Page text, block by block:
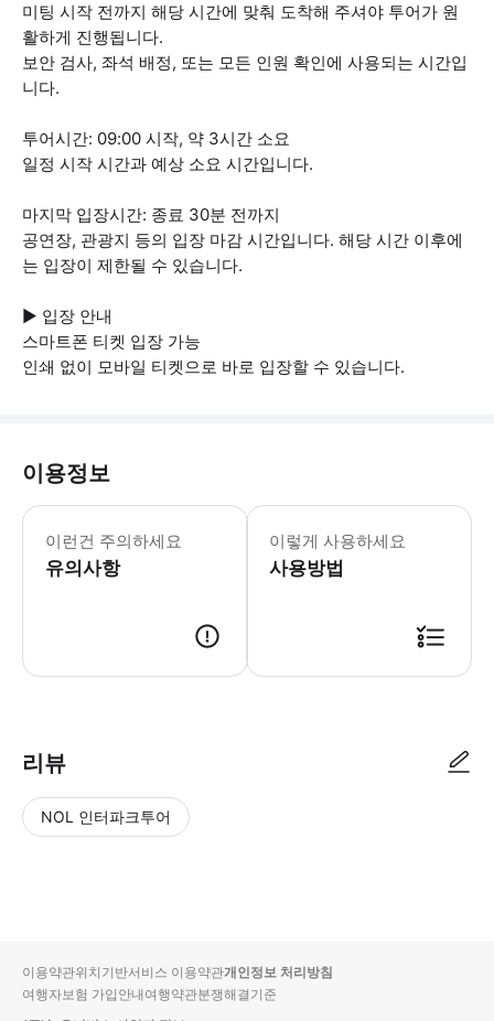
미팅 시작 전까지 해당 시간에 맞춰 도착해 주셔야 투어가 원
활하게 진행됩니다.
보안 검사, 좌석 배정, 또는 모든 인원 확인에 사용되는 시간입
니다.
투어시간: 09:00 시작, 약 3시간 소요
일정 시작 시간과 예상 소요 시간입니다.
마지막 입장시간: 종료 30분 전까지
공연장, 관광지 등의 입장 마감 시간입니다. 해당 시간 이후에
는 입장이 제한될 수 있습니다.
▶ 입장 안내
스마트폰 티켓 입장 가능
인쇄 없이 모바일 티켓으로 바로 입장할 수 있습니다.
이용정보
이런건 주의하세요
유의사항
▶ 꼭 알아두세요 버킹엄 궁전의 근위
이렇게 사용하세요
사용방법
리뷰
NOL 인터파크투어
입니
다.
순
상
이용약관위치기반서비스 이용약관개인정보 처리방침
여행자보험 가입안내여행약관분쟁해결기준